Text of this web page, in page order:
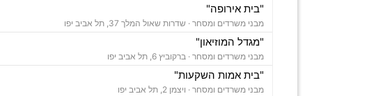
"בית אירופה"
מבני משרדים ומסחר · שדרות שאול המלך 37, תל אביב יפו
"מגדל המוזיאון"
מבני משרדים ומסחר · ברקוביץ 6, תל אביב יפו
"בית אמות השקעות"
מבני משרדים ומסחר · ויצמן 2, תל אביב יפו